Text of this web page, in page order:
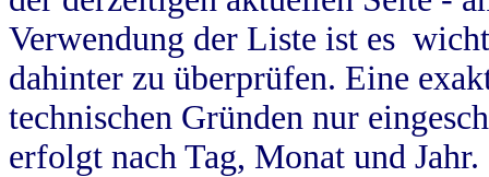
Verwendung der Liste ist es
dahinter zu überprüfen. Eine
technischen Gründen nur
erfolgt nach Tag, Monat und Jahr.